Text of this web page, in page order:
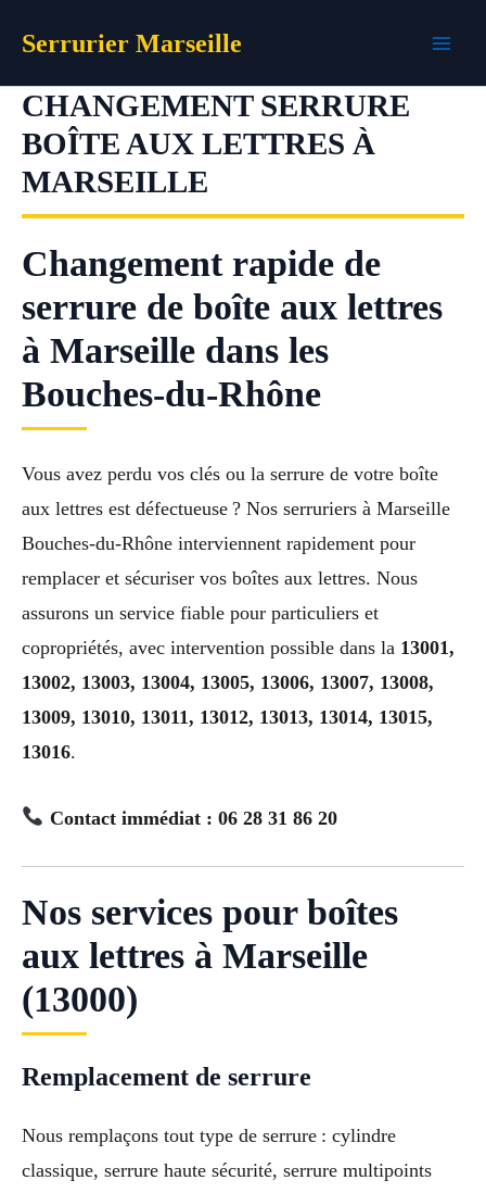
Serrurier Marseille
CHANGEMENT SERRURE
BOÎTE AUX LETTRES À
MARSEILLE
Changement rapide de
serrure de boîte aux lettres
à Marseille dans les
Bouches-du-Rhône
Vous avez perdu vos clés ou la serrure de votre boîte
aux lettres est défectueuse ? Nos serruriers à Marseille
Bouches-du-Rhône interviennent rapidement pour
remplacer et sécuriser vos boîtes aux lettres. Nous
assurons un service fiable pour particuliers et
copropriétés, avec intervention possible dans la 13001,
13002, 13003, 13004, 13005, 13006, 13007, 13008,
13009, 13010, 13011, 13012, 13013, 13014, 13015,
13016.
Contact immédiat : 06 28 31 86 20
Nos services pour boîtes
aux lettres à Marseille
(13000)
Remplacement de serrure
Nous remplaçons tout type de serrure : cylindre
classique, serrure haute sécurité, serrure multipoints